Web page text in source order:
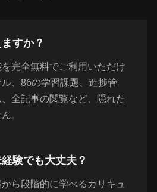
すか？
完全無料でご利用いただけ
、86の学習課題、進捗管
全記事の閲覧など、隠れた
。
験でも大丈夫？
ら段階的に学べるカリキュ